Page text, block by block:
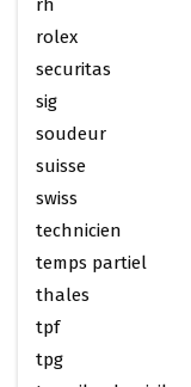
rh
rolex
securitas
sig
soudeur
suisse
swiss
technicien
temps partiel
thales
tpf
tpg